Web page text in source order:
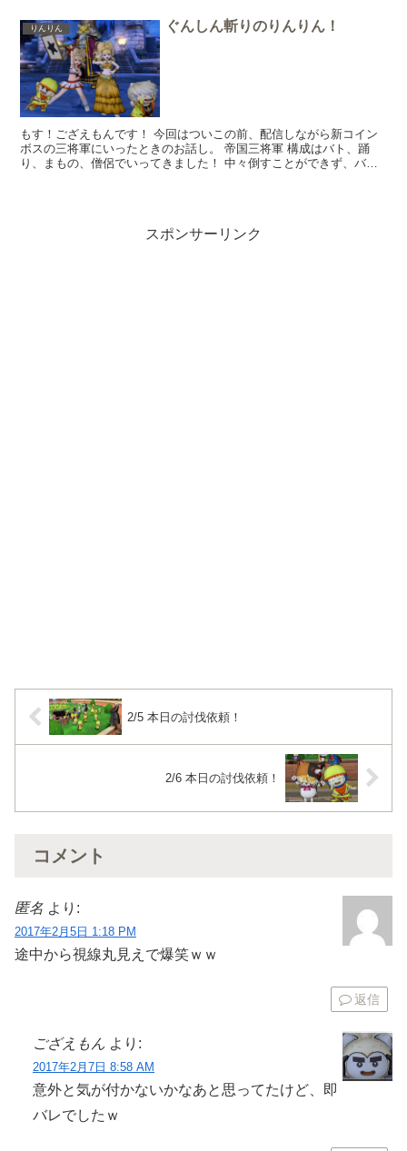
りんりん ぐんしん斬りのりんりん！
もす！ござえもんです！ 今回はついこの前、配信しながら新コイン
ボスの三将軍にいったときのお話し。 帝国三将軍 構成はバト、踊
り、まもの、僧侶でいってきました！ 中々倒すことができず、バト
スポンサーリンク
2/5 本日の討伐依頼！
2/6 本日の討伐依頼！
コメント
匿名 より:
2017年2月5日 1:18 PM
途中から視線丸見えで爆笑ｗｗ
返信
ござえもん より:
2017年2月7日 8:58 AM
意外と気が付かないかなあと思ってたけど、即
バレでしたｗ